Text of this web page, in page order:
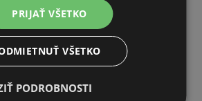
RÝCHLE DODANIE
PRIJAŤ VŠETKO
VŠETKO
PODROBNOSTI